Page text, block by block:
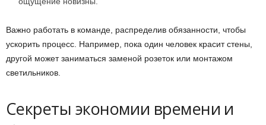
Важно работать в команде, распределив обязанности, чтобы
ускорить процесс. Например, пока один человек красит стены,
другой может заниматься заменой розеток или монтажом
светильников.
Секреты экономии времени и